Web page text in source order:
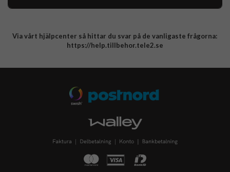
Integritetspolicy
Via vårt hjälpcenter så hittar du svar på de vanligaste frågorna:
https://help.tillbehor.tele2.se